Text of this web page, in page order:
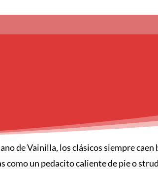
de Vainilla, los clásicos siempre
como un pedacito caliente de pie o